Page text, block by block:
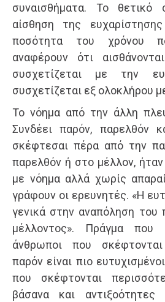
συναισθήματα. Το θετικό
αίσθηση της
ποσότητα του χρόνου
αναφέρουν ότι
συσχετίζεται με την
συσχετίζεται εξ ολοκλήρου
Το νόημα από την άλλη
Συνδέει παρόν, παρελθόν
σκέφτεσαι πέρα από την
παρελθόν ή στο μέλλον,
με νόημα αλλά χωρίς
γράφουν οι ερευνητές. «Η
γενικά στην αναπόληση του
μέλλοντος». Πράγμα που
άνθρωποι που
παρόν είναι πιο
που σκέφτονται
βάσανα και αντιξοότητες